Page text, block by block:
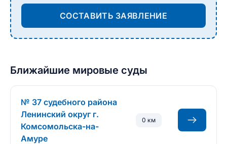
СОСТАВИТЬ ЗАЯВЛЕНИЕ
Ближайшие мировые суды
№ 37 судебного района
Ленинский округ г.
Комсомольска-на-
Амуре
0 км